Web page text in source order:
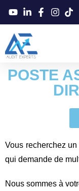
POSTE
Vous recherchez
qui demande de
Nous sommes à